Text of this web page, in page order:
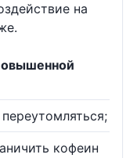
на
кофеин